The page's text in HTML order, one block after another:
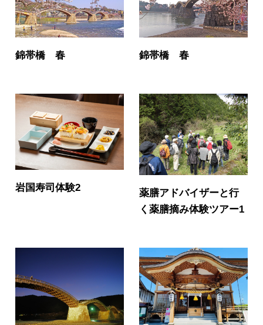
錦帯橋 春 錦帯橋 春
岩国寿司体験2
薬膳アドバイザーと行
く薬膳摘み体験ツアー1